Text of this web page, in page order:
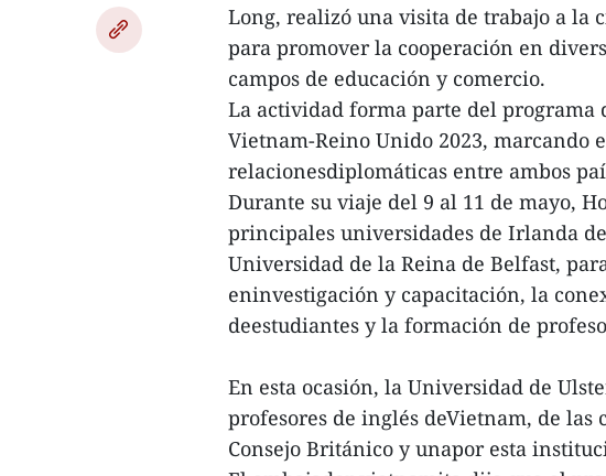
Long, realizó una visita de trabajo a la
para promover la cooperación en
campos de educación y comercio.
La actividad forma parte del programa
Vietnam-Reino Unido 2023, marcando
relacionesdiplomáticas entre ambos
Durante su viaje del 9 al 11 de mayo,
principales universidades de Irlanda
Universidad de la Reina de Belfast,
eninvestigación y capacitación, la
deestudiantes y la formación de
En esta ocasión, la Universidad de
profesores de inglés deVietnam, de las
Consejo Británico y unapor esta